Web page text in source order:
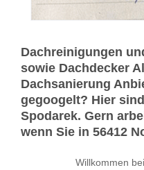
Dachreinigungen
sowie Dachdecker
Dachsanierung
gegoogelt? Hier
Spodarek. Gern
wenn Sie in 56412
Willkommen